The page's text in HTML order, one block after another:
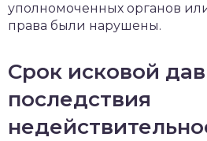
уполномоченных органов
права были нарушены.
Срок исковой
последствия